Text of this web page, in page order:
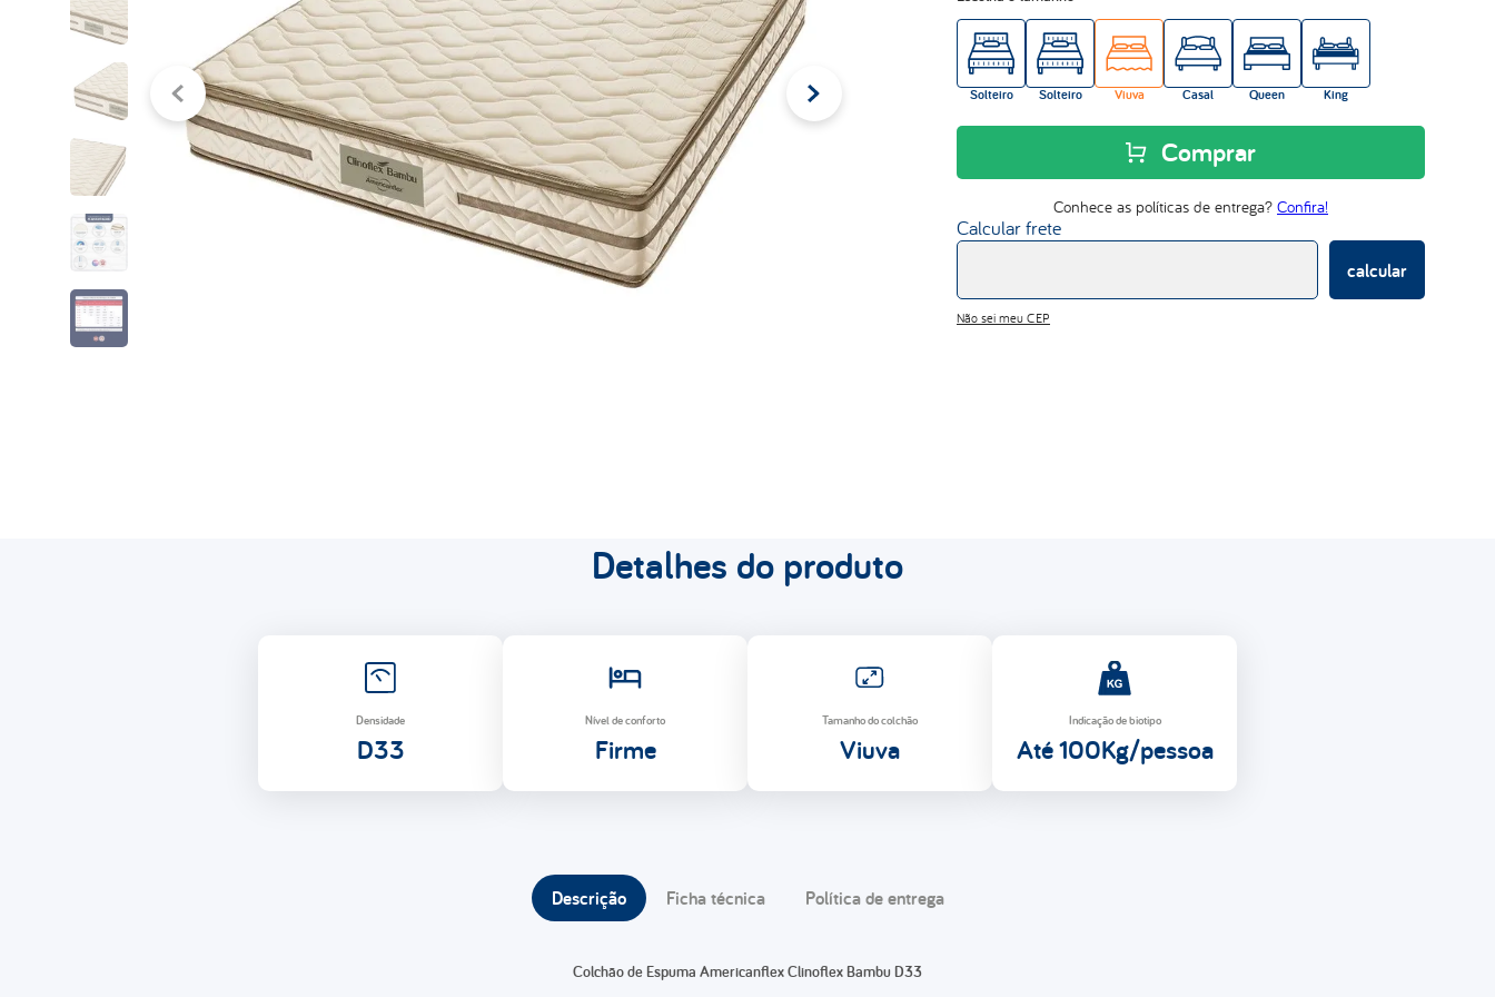
Solteiro Solteiro Viuva Casal Queen King
Comprar
Conhece as políticas de entrega? Confira!
Calcular frete
calcular
Não sei meu CEP
Detalhes do produto
Densidade
D33
Nível de conforto
Firme
Tamanho do colchão
Viuva
Indicação de biotipo
Até 100Kg/pessoa
Descrição Ficha técnica Política de entrega
Colchão de Espuma Americanflex Clinoflex Bambu D33
abrace